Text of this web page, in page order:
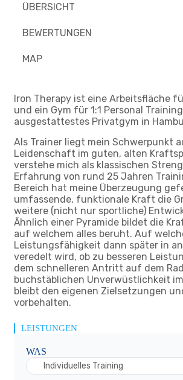
ÜBERSICHT
BEWERTUNGEN
MAP
Iron Therapy ist eine Arbeitsfläche
und ein Gym für 1:1 Personal
ausgestattestes Privatgym in
Als Trainer liegt mein Schwerpunkt
Leidenschaft im guten, alten
verstehe mich als klassischen
Erfahrung von rund 25 Jahren
Bereich hat meine Überzeugung
umfassende, funktionale Kraft die
weitere (nicht nur sportliche)
Ähnlich einer Pyramide bildet die
auf welchem alles beruht. Auf
Leistungsfähigkeit dann später in
veredelt wird, ob zu besseren
dem schnelleren Antritt auf dem
buchstäblichen Unverwüstlichkeit
bleibt den eigenen Zielsetzungen
vorbehalten.
LEISTUNGEN
WAS
Individuelles Training